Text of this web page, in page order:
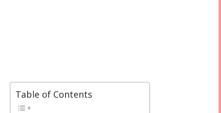
Table of Contents